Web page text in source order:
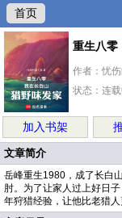
首页
重生八零
作者：忧
状态：连
加入书架
文章简介
岳峰重生1980，成了长白
肘。为了让家人过上好日
年狩猎经验，让他比老猎